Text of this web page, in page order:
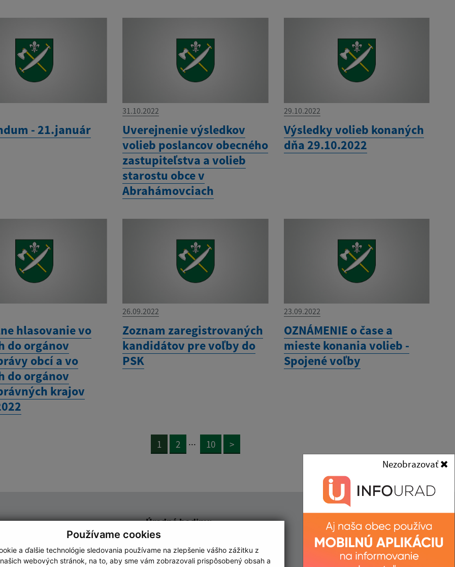
Používame cookies
a ďalšie technológie sledovania používame na zlepšenie vášho zážitku z
webových stránok, na to, aby sme vám zobrazovali prispôsobený obsah a
- 21.január
31.10.2022
Uverejnenie výsledkov
volieb poslancov obecného
zastupiteľstva a volieb
starostu obce v
Abrahámovciach
29.10.2022
Výsledky volieb konaných
dňa 29.10.2022
hlasovanie vo
do orgánov
obcí a vo
do orgánov
krajov
26.09.2022
Zoznam zaregistrovaných
kandidátov pre voľby do
PSK
23.09.2022
OZNÁMENIE o čase a
mieste konania volieb -
Spojené voľby
1 2 ... 10 >
(povinné)
Úradné hodiny:
Deň
Čas
Pondelok:
08:00 - 12:00
Kontakt:
Obec (Abrahámovce)
Obecný úrad
Nezobrazovať